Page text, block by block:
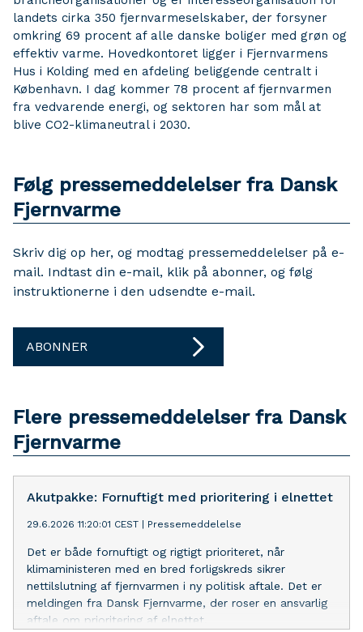
landets cirka 350 fjernvarmeselskaber, der forsyner
omkring 69 procent af alle danske boliger med grøn og
effektiv varme. Hovedkontoret ligger i Fjernvarmens
Hus i Kolding med en afdeling beliggende centralt i
København. I dag kommer 78 procent af fjernvarmen
fra vedvarende energi, og sektoren har som mål at
blive CO2-klimaneutral i 2030.
Følg pressemeddelelser fra Dansk
Fjernvarme
Skriv dig op her, og modtag pressemeddelelser på e-
mail. Indtast din e-mail, klik på abonner, og følg
instruktionerne i den udsendte e-mail.
ABONNER
Flere pressemeddelelser fra Dansk
Fjernvarme
Akutpakke: Fornuftigt med prioritering i elnettet
29.6.2026 11:20:01 CEST Pressemeddelelse
Det er både fornuftigt og rigtigt prioriteret, når
klimaministeren med en bred forligskreds sikrer
nettilslutning af fjernvarmen i ny politisk aftale. Det er
meldingen fra Dansk Fjernvarme, der roser en ansvarlig
aftale om prioritering af elnettet.